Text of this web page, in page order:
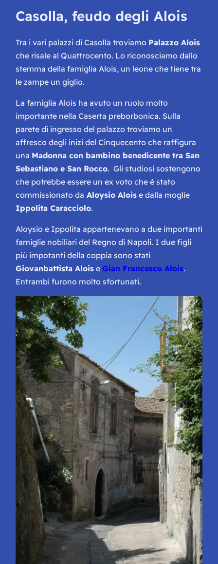
Casolla, feudo degli Alois
Tra i vari palazzi di Casolla troviamo Palazzo Alois
che risale al Quattrocento. Lo riconosciamo dallo
stemma della famiglia Alois, un leone che tiene tra
le zampe un giglio.
La famiglia Alois ha avuto un ruolo molto
importante nella Caserta preborbonica. Sulla
parete di ingresso del palazzo troviamo un
affresco degli inizi del Cinquecento che raffigura
una Madonna con bambino benedicente tra San
Sebastiano e San Rocco. Gli studiosi sostengono
che potrebbe essere un ex voto che è stato
commissionato da Aloysio Alois e dalla moglie
Ippolita Caracciolo.
Aloysio e Ippolita appartenevano a due importanti
famiglie nobiliari del Regno di Napoli. I due figli
più impotanti della coppia sono stati
Giovanbattista Alois e Gian Francesco Alois.
Entrambi furono molto sfortunati.